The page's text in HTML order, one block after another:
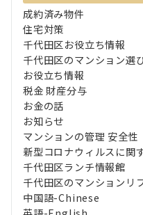
成約済み物件
住宅対策
千代田区お役立ち情報
千代田区のマンション選
お役立ち情報
税金 財産分与
お金の話
お知らせ
マンションの管理 安全性
新型コロナウィルスに関
千代田区ランチ情報館
千代田区のマンションリ
中国語-Chinese